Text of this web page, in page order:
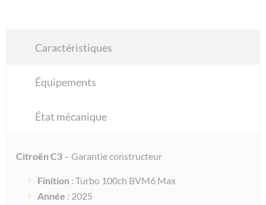
Caractéristiques
Équipements
État mécanique
Citroën C3 – Garantie constructeur
Finition : Turbo 100ch BVM6 Max
Année : 2025